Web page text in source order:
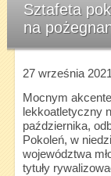
Sztafeta
na
27 września 2021
Mocnym
lekkoatletyczny
października,
Pokoleń, w
województwa
tytuły